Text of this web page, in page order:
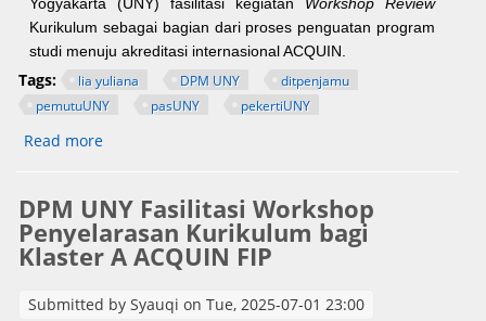
Yogyakarta (UNY) fasilitasi kegiatan Workshop Review
Kurikulum sebagai bagian dari proses penguatan program
studi menuju akreditasi internasional ACQUIN.
Tags: lia yuliana DPM UNY
ditpenjamu
pemutuUNY
pasUNY pekertiUNY
Read more
DPM UNY Fasilitasi Workshop
Penyelarasan Kurikulum bagi
Klaster A ACQUIN FIP
Submitted by Syauqi on Tue, 2025-07-01 23:00